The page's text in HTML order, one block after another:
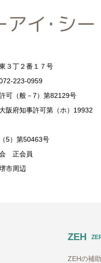
３丁２番１７号
223-0959
可（般－7）第82129号
阪府知事許可第（ホ）19932
5）第50463号
会 正会員
市周辺
ZEH
ZEHの補